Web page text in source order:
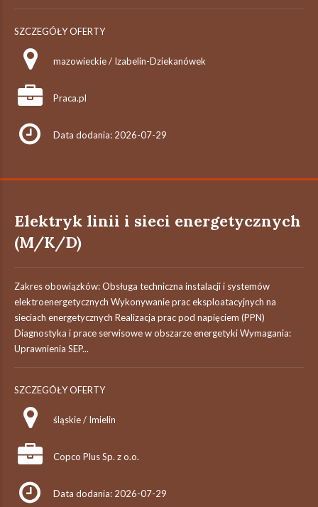
SZCZEGÓŁY OFERTY
mazowieckie / Izabelin-Dziekanówek
Praca.pl
Data dodania: 2026-07-29
Elektryk linii i sieci energetycznych
(M/K/D)
Zakres obowiązków: Obsługa techniczna instalacji i systemów
elektroenergetycznych Wykonywanie prac eksploatacyjnych na
sieciach energetycznych Realizacja prac pod napięciem (PPN)
Diagnostyka i prace serwisowe w obszarze energetyki Wymagania:
Uprawnienia SEP...
SZCZEGÓŁY OFERTY
śląskie / Imielin
Copco Plus Sp. z o.o.
Data dodania: 2026-07-29